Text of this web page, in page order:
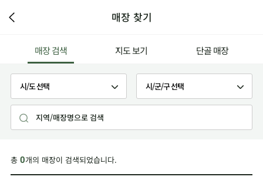
매장 찾기
매장 검색 지도 보기 단골 매장
총 0개의 매장이 검색되었습니다.